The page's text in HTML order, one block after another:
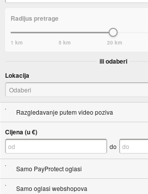
Radijus pretrage
1 km 5 km 20 km
ili odaberi
Lokacija
Odaberi
Razgledavanje putem video poziva
Cijena (u €)
do
Samo PayProtect oglasi
Samo oglasi webshopova